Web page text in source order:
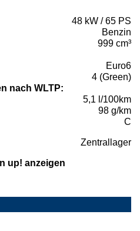
48 kW / 65 PS
Benzin
999 cm³
Euro6
4 (Green)
nach WLTP:
5,1 l/100km
98 g/km
C
Zentrallager
up! anzeigen